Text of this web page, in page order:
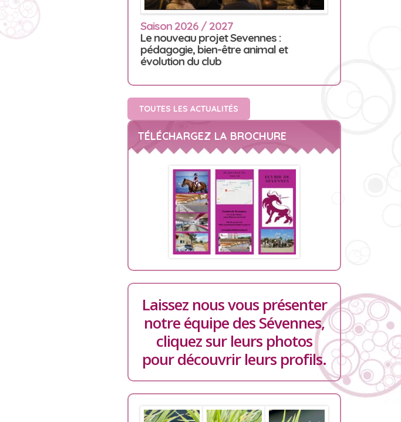
Saison 2026 / 2027
Le nouveau projet Sevennes :
pédagogie, bien-être animal et
évolution du club
TOUTES LES ACTUALITÉS
TÉLÉCHARGEZ LA BROCHURE
Laissez nous vous présenter
notre équipe des Sévennes,
cliquez sur leurs photos
pour découvrir leurs profils.